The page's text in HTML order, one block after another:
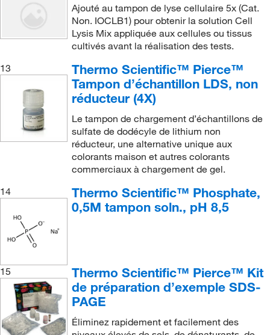
Ajouté au tampon de lyse cellulaire 5x (Cat.
Non. IOCLB1) pour obtenir la solution Cell
Lysis Mix appliquée aux cellules ou tissus
cultivés avant la réalisation des tests.
13
Thermo Scientific™ Pierce™
Tampon d’échantillon LDS, non
réducteur (4X)
Le tampon de chargement d’échantillons de
sulfate de dodécyle de lithium non
réducteur, une alternative unique aux
colorants maison et autres colorants
commerciaux à chargement de gel.
14
Thermo Scientific™ Phosphate,
0,5M tampon soln., pH 8,5
15
Thermo Scientific™ Pierce™ Kit
de préparation d’exemple SDS-
PAGE
Éliminez rapidement et facilement des